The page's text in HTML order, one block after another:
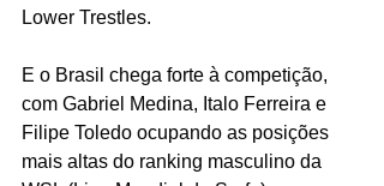
Lower Trestles.
E o Brasil chega forte à competição,
com Gabriel Medina, Italo Ferreira e
Filipe Toledo ocupando as posições
mais altas do ranking masculino da